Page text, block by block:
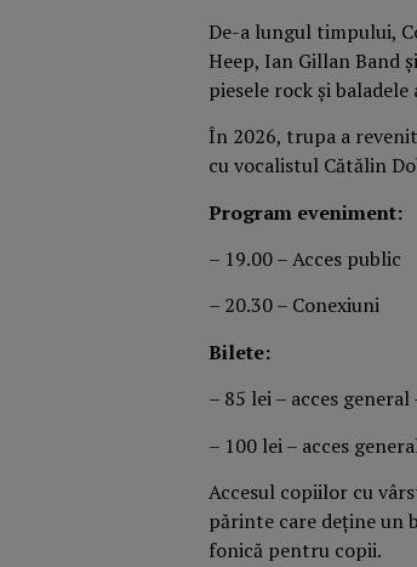
De-a lungul timpului,
Heep, Ian Gillan Band
piesele rock și
În 2026, trupa a
cu vocalistul Cătălin
Program eveniment:
– 19.00 – Acces public
– 20.30 – Conexiuni
Bilete:
– 85 lei – acces
– 100 lei – acces
Accesul copiilor cu
părinte care deține un
fonică pentru copii.